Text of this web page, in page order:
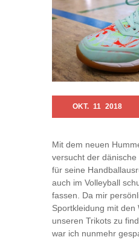
OKT. 11 2018
Mit dem neuen
versucht der
für seine
auch im Volleyball
fassen. Da mir
Sportkleidung mit den
unseren Trikots zu
war ich nunmehr